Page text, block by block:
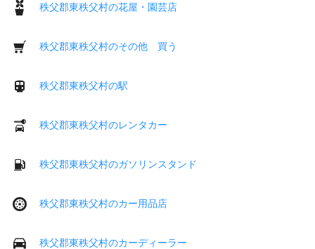
秩父郡東秩父村の花屋・園芸店
秩父郡東秩父村のその他 買う
秩父郡東秩父村の駅
秩父郡東秩父村のレンタカー
秩父郡東秩父村のガソリンスタンド
秩父郡東秩父村のカー用品店
秩父郡東秩父村のカーディーラー